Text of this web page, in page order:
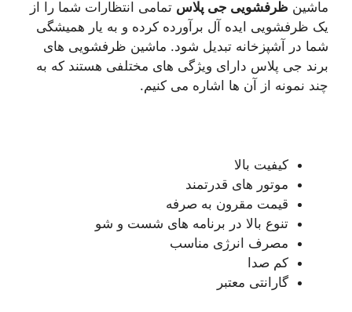
ماشین ظرفشویی جی پلاس تمامی انتظارات شما را از
یک ظرفشویی ایده آل برآورده کرده و به یار همیشگی
شما در آشپزخانه تبدیل شود. ماشین ظرفشویی های
برند جی پلاس دارای ویژگی های مختلفی هستند که به
چند نمونه از آن ها اشاره می کنیم.
کیفیت بالا
موتور های قدرتمند
قیمت مقرون به صرفه
تنوع بالا در برنامه های شست و شو
مصرف انرژی مناسب
کم صدا
گارانتی معتبر